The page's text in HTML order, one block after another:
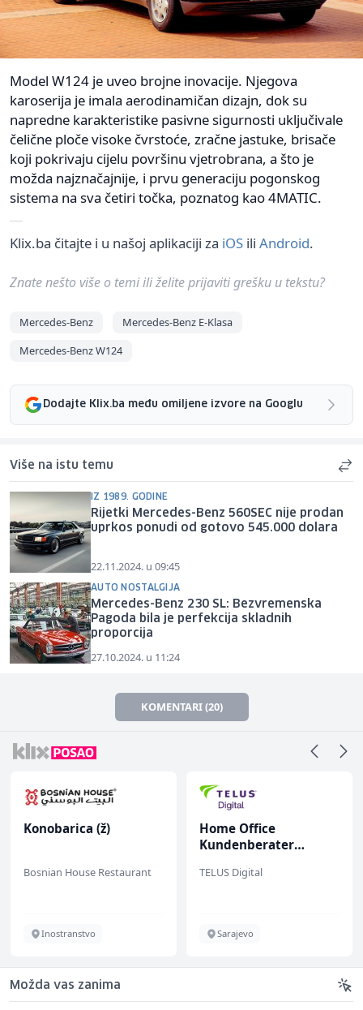
Model W124 je uveo brojne inovacije. Njegova
karoserija je imala aerodinamičan dizajn, dok su
napredne karakteristike pasivne sigurnosti uključivale
čelične ploče visoke čvrstoće, zračne jastuke, brisače
koji pokrivaju cijelu površinu vjetrobrana, a što je
možda najznačajnije, i prvu generaciju pogonskog
sistema na sva četiri točka, poznatog kao 4MATIC.
Klix.ba čitajte i u našoj aplikaciji za iOS ili Android.
Znate nešto više o temi ili želite prijaviti grešku u tekstu?
Mercedes-Benz
Mercedes-Benz E-Klasa
Mercedes-Benz W124
Dodajte Klix.ba među omiljene izvore na Googlu
Više na istu temu
IZ 1989. GODINE
Rijetki Mercedes-Benz 560SEC nije prodan
uprkos ponudi od gotovo 545.000 dolara
22.11.2024. u 09:45
AUTO NOSTALGIJA
Mercedes-Benz 230 SL: Bezvremenska
Pagoda bila je perfekcija skladnih
proporcija
27.10.2024. u 11:24
KOMENTARI (20)
Konobarica (ž)
Bosnian House Restaurant
Inostranstvo
Home Office
Kundenberater
TELUS Digital
Sarajevo
Možda vas zanima